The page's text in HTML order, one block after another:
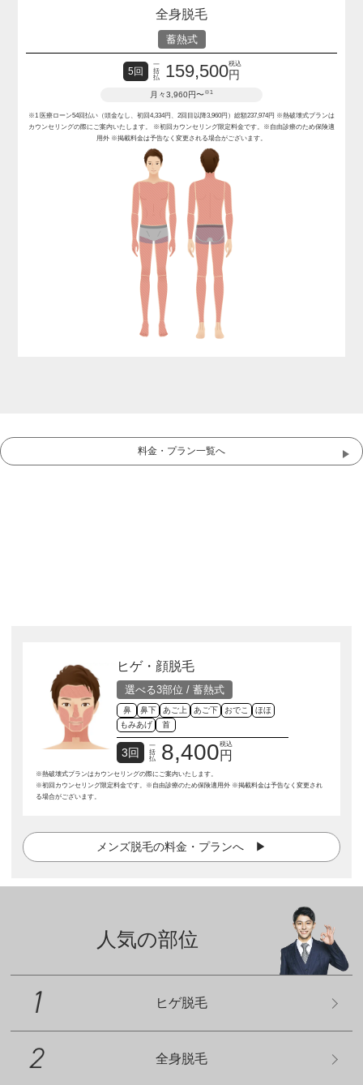
全身脱毛
蓄熱式
5回
一
括
払
159,500税込
円
月々3,960円〜※1
※1 医療ローン54回払い（頭金なし、初回4,334円、2回目以降3,960円）総額237,974円 ※熱破壊式プランは
カウンセリングの際にご案内いたします。
※初回カウンセリング限定料金です。※自由診療のため保険適
用外 ※掲載料金は予告なく変更される場合がございます。
料金・プラン一覧へ
ヒゲ・顔脱毛
選べる3部位 / 蓄熱式
鼻 鼻下 あご上 あご下 おでこ
ほほ
もみあげ
首
3回
一
括
払
8,400税込
円
※熱破壊式プランはカウンセリングの際にご案内いたします。
※初回カウンセリング限定料金です。※自由診療のため保険適用外 ※掲載料金は予告なく変更され
る場合がございます。
メンズ脱毛の料金・プランへ ▶︎
人気の部位
ヒゲ脱毛
全身脱毛